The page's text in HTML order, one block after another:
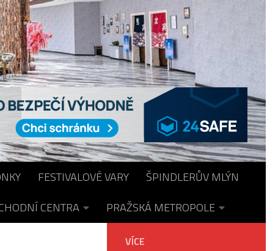
FESTIVALOVÉ VARY
ŠPINDLERŮV MLÝN
CENTRA PRAŽSKÁ METROPOLE
VÍCE